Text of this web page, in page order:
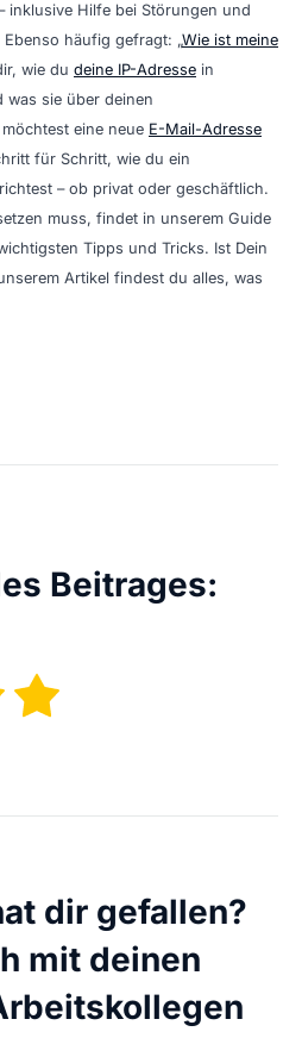
inklusive Hilfe bei Störungen und
häufig gefragt: „Wie ist meine
wie du deine IP-Adresse in
was sie über deinen
eine neue E-Mail-Adresse
für Schritt, wie du ein
– ob privat oder geschäftlich.
muss, findet in unserem Guide
Tipps und Tricks. Ist Dein
Artikel findest du alles, was
Beitrages:
dir gefallen?
mit deinen